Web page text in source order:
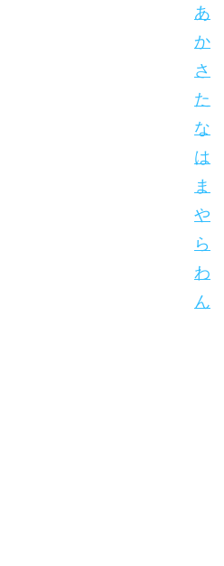
あ
か
さ
た
な
は
ま
や
ら
わ
ん